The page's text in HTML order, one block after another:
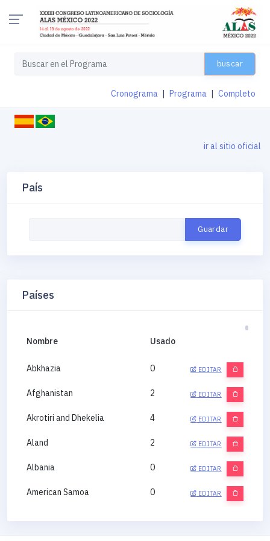
buscar
Cronograma Programa Completo
ir al sitio oficial
País
Países
Nombre Usado
Abkhazia 0 EDITAR
Afghanistan 2 EDITAR
Akrotiri and Dhekelia 4 EDITAR
Aland 2 EDITAR
Albania 0 EDITAR
American Samoa 0 EDITAR